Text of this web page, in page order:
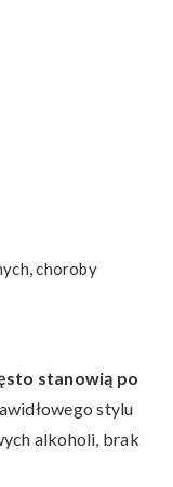
choroby
stanowią po
stylu
alkoholi, brak